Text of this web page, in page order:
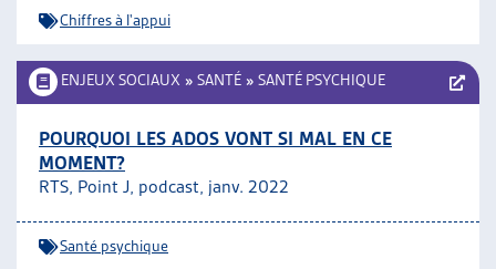
Chiffres à l'appui
ENJEUX SOCIAUX » SANTÉ » SANTÉ PSYCHIQUE
POURQUOI LES ADOS VONT SI MAL EN CE
MOMENT?
RTS, Point J, podcast, janv. 2022
Santé psychique